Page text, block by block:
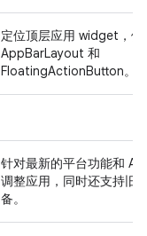
定位顶层应用 widget，例
AppBarLayout 和
FloatingActionButton。
针对最新的平台功能和 API
调整应用，同时还支持旧
备。